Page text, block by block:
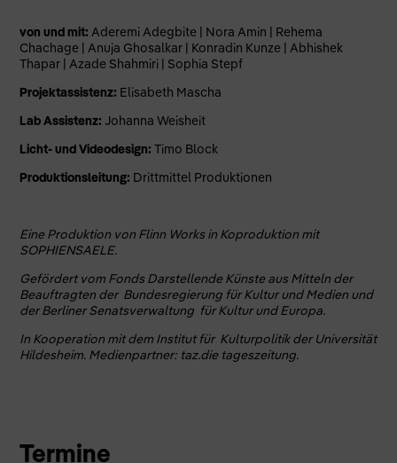
von und mit:Aderemi Adegbite | Nora Amin | Rehema
Chachage | Anuja Ghosalkar | Konradin Kunze | Abhishek
Thapar | Azade Shahmiri | Sophia Stepf
Projektassistenz: Elisabeth Mascha
Lab Assistenz:Johanna Weisheit
Licht- und Videodesign: Timo Block
Produktionsleitung: Drittmittel Produktionen
Eine Produktion von Flinn Works in Koproduktion mit
SOPHIENSAELE.
Gefördert vom Fonds Darstellende Künste aus Mitteln der
Beauftragten der Bundesregierung für Kultur und Medien und
der Berliner Senatsverwaltung für Kultur und Europa.
In Kooperation mit dem Institut für Kulturpolitik der Universität
Hildesheim. Medienpartner: taz.die tageszeitung.
Termine